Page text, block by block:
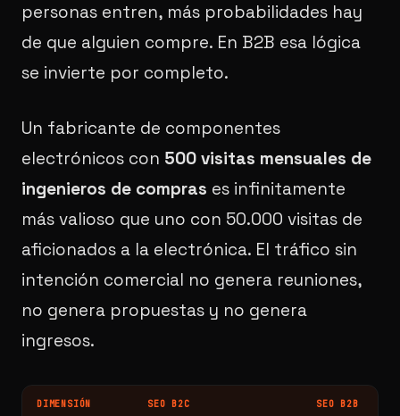
personas entren, más probabilidades hay
de que alguien compre. En B2B esa lógica
se invierte por completo.
Un fabricante de componentes
electrónicos con 500 visitas mensuales de
ingenieros de compras es infinitamente
más valioso que uno con 50.000 visitas de
aficionados a la electrónica. El tráfico sin
intención comercial no genera reuniones,
no genera propuestas y no genera
ingresos.
DIMENSIÓN SEO B2C SEO B2B